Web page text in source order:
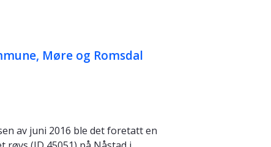
Møre og Romsdal
av juni 2016 ble det foretatt en